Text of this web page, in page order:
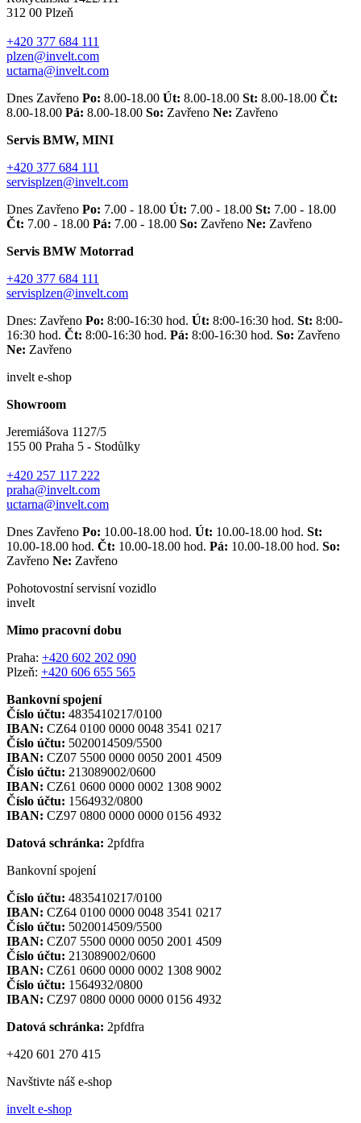
312 00 Plzeň
+420 377 684 111
plzen@invelt.com
uctarna@invelt.com
Dnes Zavřeno Po: 8.00-18.00 Út: 8.00-18.00 St: 8.00-18.00 Čt:
8.00-18.00 Pá: 8.00-18.00 So: Zavřeno Ne: Zavřeno
Servis BMW, MINI
+420 377 684 111
servisplzen@invelt.com
Dnes Zavřeno Po: 7.00 - 18.00 Út: 7.00 - 18.00 St: 7.00 - 18.00
Čt: 7.00 - 18.00 Pá: 7.00 - 18.00 So: Zavřeno Ne: Zavřeno
Servis BMW Motorrad
+420 377 684 111
servisplzen@invelt.com
Dnes: Zavřeno Po: 8:00-16:30 hod. Út: 8:00-16:30 hod. St: 8:00-
16:30 hod. Čt: 8:00-16:30 hod. Pá: 8:00-16:30 hod. So: Zavřeno
Ne: Zavřeno
invelt e-shop
Showroom
Jeremiášova 1127/5
155 00 Praha 5 - Stodůlky
+420 257 117 222
praha@invelt.com
uctarna@invelt.com
Dnes Zavřeno Po: 10.00-18.00 hod. Út: 10.00-18.00 hod. St:
10.00-18.00 hod. Čt: 10.00-18.00 hod. Pá: 10.00-18.00 hod. So:
Zavřeno Ne: Zavřeno
Pohotovostní servisní vozidlo
invelt
Mimo pracovní dobu
Praha: +420 602 202 090
Plzeň: +420 606 655 565
Bankovní spojení
Číslo účtu: 4835410217/0100
IBAN: CZ64 0100 0000 0048 3541 0217
Číslo účtu: 5020014509/5500
IBAN: CZ07 5500 0000 0050 2001 4509
Číslo účtu: 213089002/0600
IBAN: CZ61 0600 0000 0002 1308 9002
Číslo účtu: 1564932/0800
IBAN: CZ97 0800 0000 0000 0156 4932
Datová schránka: 2pfdfra
Bankovní spojení
Číslo účtu: 4835410217/0100
IBAN: CZ64 0100 0000 0048 3541 0217
Číslo účtu: 5020014509/5500
IBAN: CZ07 5500 0000 0050 2001 4509
Číslo účtu: 213089002/0600
IBAN: CZ61 0600 0000 0002 1308 9002
Číslo účtu: 1564932/0800
IBAN: CZ97 0800 0000 0000 0156 4932
Datová schránka: 2pfdfra
+420 601 270 415
Navštivte náš e-shop
invelt e-shop